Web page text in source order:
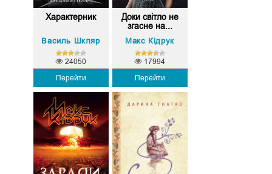
Характерник
Василь Шкляр
Перейти
24050
Доки світло не
згасне на...
Макс Кідрук
Перейти
17994